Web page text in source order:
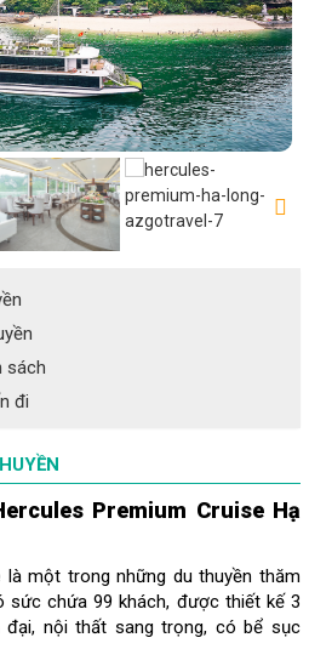
sách
đi
Premium Cruise Hạ
là một trong những du thuyền thăm
sức chứa 99 khách, được thiết kế 3
nội thất sang trọng, có bể sục